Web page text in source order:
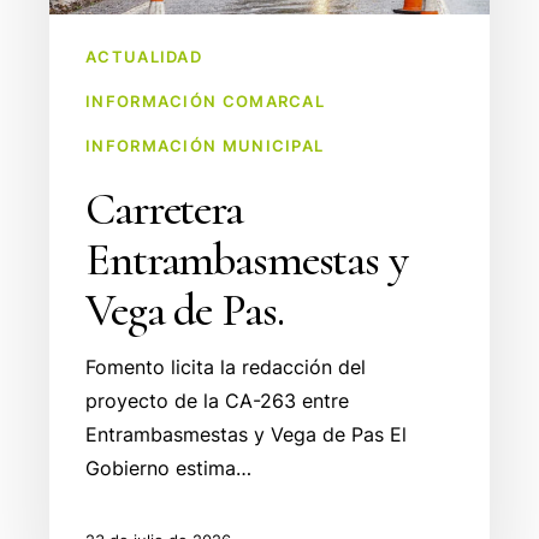
ACTUALIDAD
INFORMACIÓN COMARCAL
INFORMACIÓN MUNICIPAL
Carretera
Entrambasmestas y
Vega de Pas.
Fomento licita la redacción del
proyecto de la CA-263 entre
Entrambasmestas y Vega de Pas El
Gobierno estima…